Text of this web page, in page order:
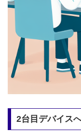
2台目デバイス